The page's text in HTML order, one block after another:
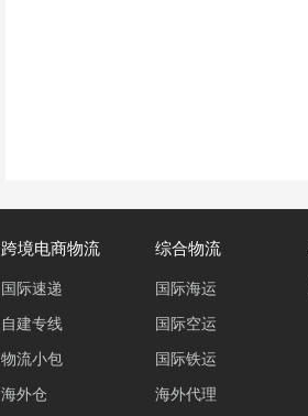
跨境电商物流
国际速递
自建专线
物流小包
海外仓
综合物流
国际海运
国际空运
国际铁运
海外代理